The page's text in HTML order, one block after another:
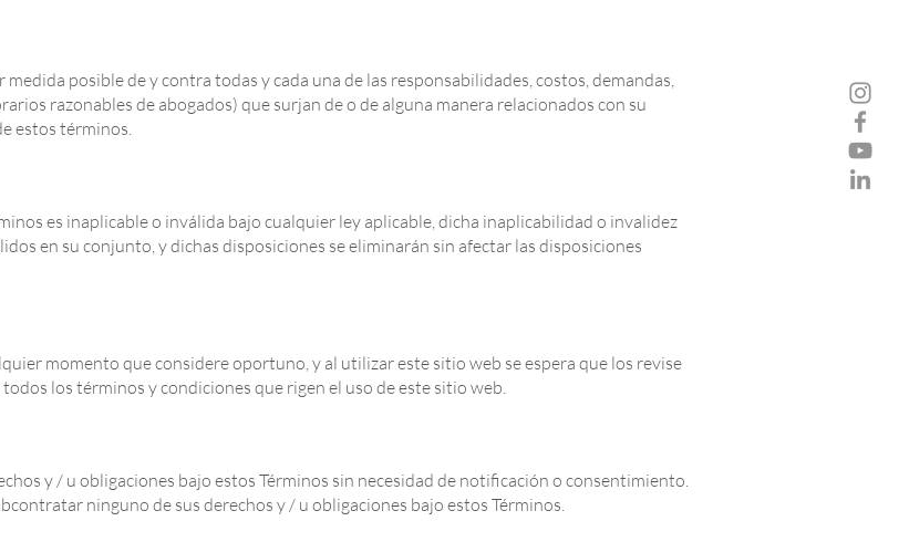
posible de y contra todas y cada una de las responsabilidades, costos, demandas,
razonables de abogados) que surjan de o de alguna manera relacionados con su
estos términos.
es inaplicable o inválida bajo cualquier ley aplicable, dicha inaplicabilidad o invalidez
en su conjunto, y dichas disposiciones se eliminarán sin afectar las disposiciones
momento que considere oportuno, y al utilizar este sitio web se espera que los revise
los términos y condiciones que rigen el uso de este sitio web.
y / u obligaciones bajo estos Términos sin necesidad de notificación o consentimiento.
ninguno de sus derechos y / u obligaciones bajo estos Términos.